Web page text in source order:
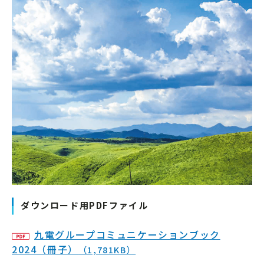
ダウンロード用PDFファイル
九電グループコミュニケーションブック
2024（冊子）
（1,781KB）